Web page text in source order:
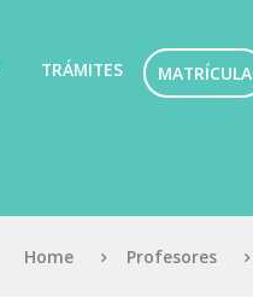
TRÁMITES MATRÍCULA
Home Profesores